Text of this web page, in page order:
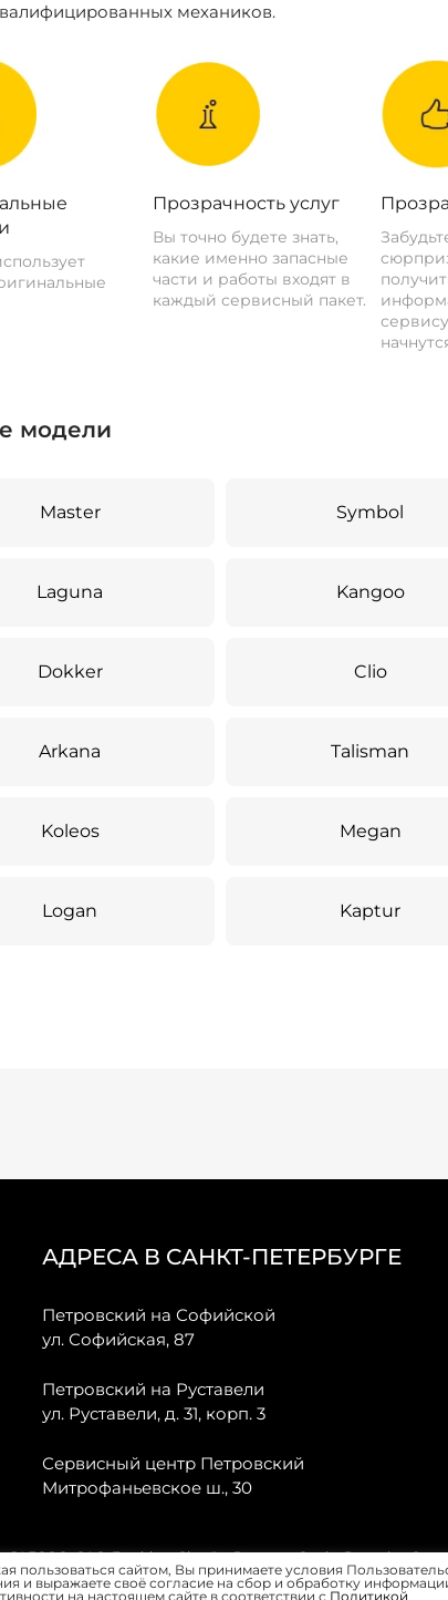
механиков.
Прозрачность услуг
Вы точно будете знать,
какие именно запасные
части и работы входят в
каждый сервисный пакет.
модели
Master Symbol
Laguna Kangoo
Dokker Clio
Arkana Talisman
Koleos Megan
Logan Kaptur
АДРЕСА В САНКТ-ПЕТЕРБУРГЕ
Петровский на Софийской
ул. Софийская, 87
Петровский на Руставели
ул. Руставели, д. 31, корп. 3
Сервисный центр Петровский
Митрофаньевское ш., 30
GAC, Forthing, Citroёn, Peugeot, Opel и Renault в
пользоваться сайтом, Вы принимаете условия
и выражаете своё согласие на сбор и обработку
на настоящем сайте в соответствии с Политикой